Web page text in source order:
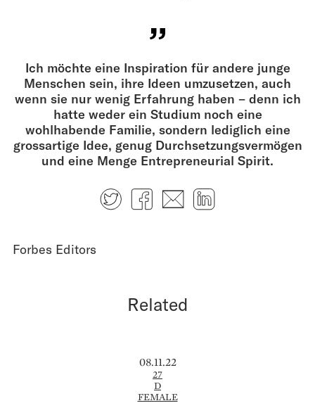
Ich möchte eine Inspiration für andere junge
Menschen sein, ihre Ideen umzusetzen, auch
wenn sie nur wenig Erfahrung haben – denn ich
hatte weder ein Studium noch eine
wohlhabende Familie, sondern lediglich eine
grossartige Idee, genug Durchsetzungsvermögen
und eine Menge Entrepreneurial Spirit.
TwitterFacebook
E-mail
Forbes Editors
Related
08.11.22
27
D
FEMALE